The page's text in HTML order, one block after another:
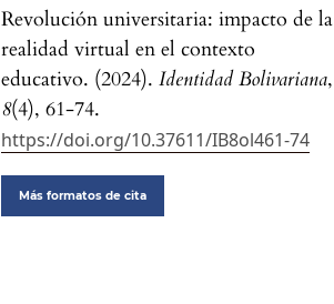
Revolución universitaria: impacto de la
realidad virtual en el contexto
educativo. (2024).Identidad Bolivariana,
8(4), 61-74.
https://doi.org/10.37611/IB8ol461-74
Más formatos de cita